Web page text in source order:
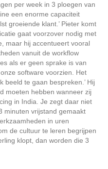
per week in 3 ploegen van
een enorme capaciteit
groeiende klant.’ Pieter komt
gaat voorzover nodig met
maar hij accentueert vooral
vanuit de workflow
als er geen sprake is van
software voorzien. Het
beeld te gaan bespreken.’ Hij
moeten hebben wanneer zij
in India. Je zegt daar niet
minuten vrijstand gemaakt
in uren
de cultuur te leren begrijpen
klopt, dan worden die 3